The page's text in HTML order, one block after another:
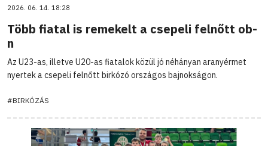
2026. 06. 14. 18:28
Több fiatal is remekelt a csepeli felnőtt ob-
n
Az U23-as, illetve U20-as fiatalok közül jó néhányan aranyérmet
nyertek a csepeli felnőtt birkózó országos bajnokságon.
#BIRKÓZÁS